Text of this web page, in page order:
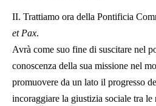
II. Trattiamo ora della Pontificia
et Pax.
Avrà come suo fine di suscitare nel
conoscenza della sua missione nel
promuovere da un lato il progresso
incoraggiare la giustizia sociale tra